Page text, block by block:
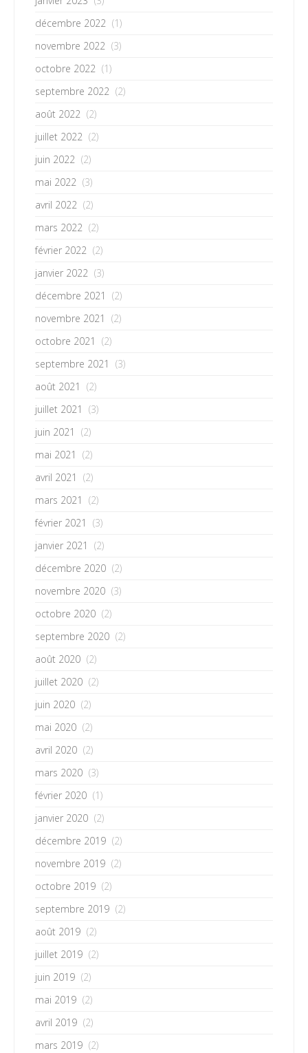
décembre 2022 (1)
novembre 2022 (3)
octobre 2022 (1)
septembre 2022 (2)
août 2022 (2)
juillet 2022 (2)
juin 2022 (2)
mai 2022 (3)
avril 2022 (2)
mars 2022 (2)
février 2022 (2)
janvier 2022 (3)
décembre 2021
(2)
novembre 2021
(2)
octobre 2021
(2)
septembre 2021
(3)
août 2021
(2)
juillet 2021
(3)
juin 2021
(2)
mai 2021
(2)
avril 2021
(2)
mars 2021
(2)
février 2021
(3)
janvier 2021
(2)
décembre 2020 (2)
novembre 2020 (3)
octobre 2020 (2)
septembre 2020 (2)
août 2020 (2)
juillet 2020 (2)
juin 2020 (2)
mai 2020 (2)
avril 2020 (2)
mars 2020 (3)
février 2020 (1)
janvier 2020 (2)
décembre 2019 (2)
novembre 2019 (2)
octobre 2019 (2)
septembre 2019 (2)
août 2019 (2)
juillet 2019 (2)
juin 2019 (2)
mai 2019 (2)
avril 2019 (2)
mars 2019 (2)